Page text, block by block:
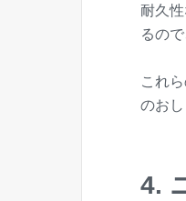
耐久
るの
これ
のお
4.